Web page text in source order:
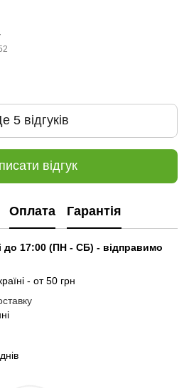
5 відгуків
відгук
Оплата Гарантія
17:00 (ПН - СБ) - відправимо
- от 50 грн